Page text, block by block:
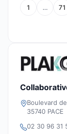
1 … 71
Boulevard
35740 PACE
02 30 96 31